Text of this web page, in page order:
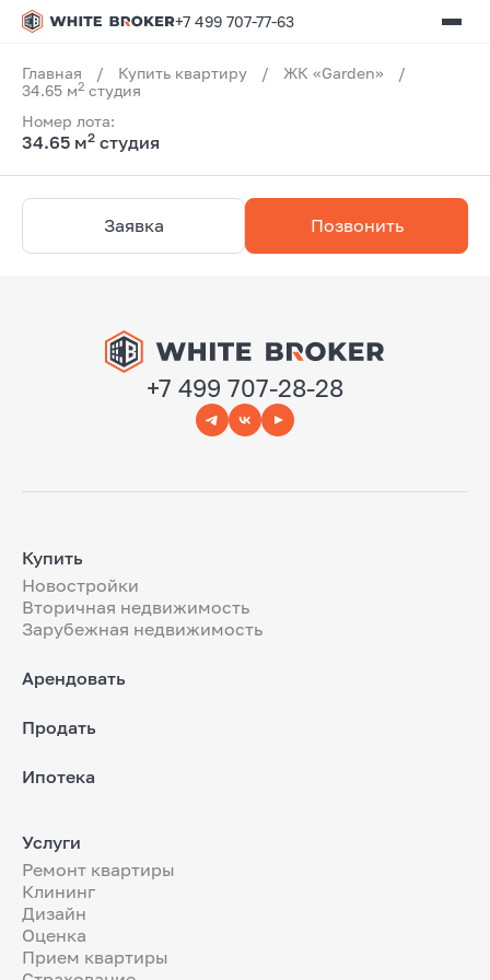
+7 499 707-77-63
Главная / Купить квартиру / ЖК «Garden»
/
34.65 м2 студия
Номер лота:
34.65 м2 студия
Заявка Позвонить
+7 499 707-28-28
Купить
Новостройки
Вторичная недвижимость
Зарубежная недвижимость
Арендовать
Продать
Ипотека
Услуги
Ремонт квартиры
Клининг
Дизайн
Оценка
Прием квартиры